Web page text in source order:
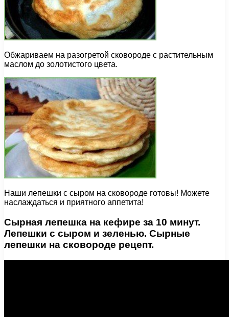
Обжариваем на разогретой сковороде с растительным
маслом до золотистого цвета.
Наши лепешки с сыром на сковороде готовы! Можете
наслаждаться и приятного аппетита!
Сырная лепешка на кефире за 10 минут.
Лепешки с сыром и зеленью. Сырные
лепешки на сковороде рецепт.